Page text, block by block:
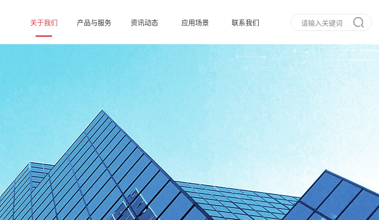
关于我们 产品与服务 资讯动态 应用场景 联系我们